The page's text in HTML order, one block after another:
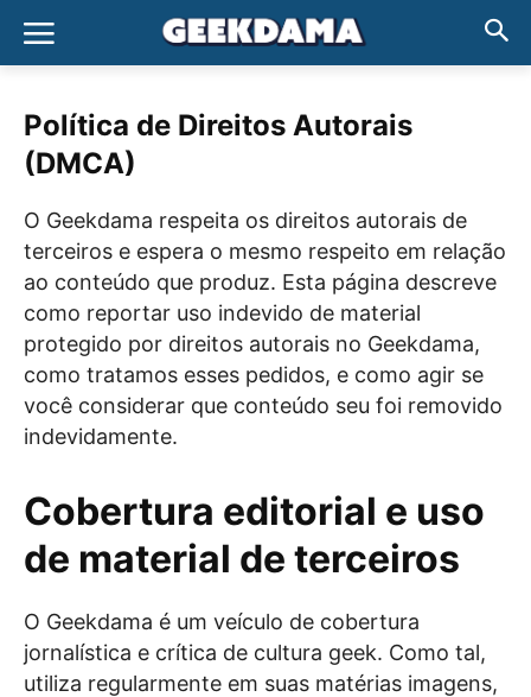
Política de Direitos Autorais
(DMCA)
O Geekdama respeita os direitos autorais de
terceiros e espera o mesmo respeito em relação
ao conteúdo que produz. Esta página descreve
como reportar uso indevido de material
protegido por direitos autorais no Geekdama,
como tratamos esses pedidos, e como agir se
você considerar que conteúdo seu foi removido
indevidamente.
Cobertura editorial e uso
de material de terceiros
O Geekdama é um veículo de cobertura
jornalística e crítica de cultura geek. Como tal,
utiliza regularmente em suas matérias imagens,